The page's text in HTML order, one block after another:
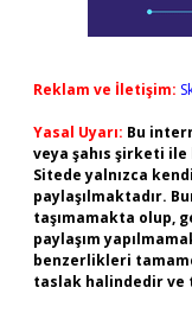
Reklam ve İletişim:
Yasal Uyarı: Bu
veya şahıs şirketi
Sitede yalnızca
paylaşılmaktadır.
taşımamakta olup,
paylaşım
benzerlikleri
taslak halindedir ve